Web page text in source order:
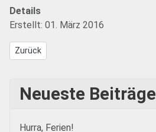
Neueste Beiträge
Hurra, Ferien!
Details
Erstellt: 01. März 2016
Vorheriger Beitrag: Josefstag 2016
Zurück